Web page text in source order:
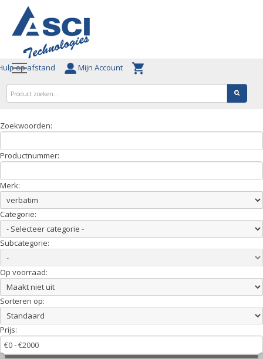
op afstand Mijn Account
Zoekwoorden:
Productnummer:
Merk:
Categorie:
Subcategorie:
Op voorraad:
Sorteren op:
Prijs: